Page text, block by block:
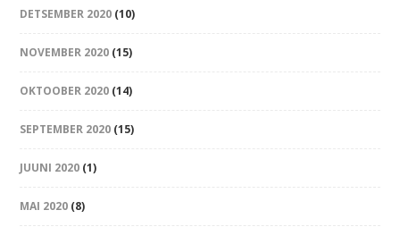
DETSEMBER 2020 (10)
NOVEMBER 2020 (15)
OKTOOBER 2020 (14)
SEPTEMBER 2020 (15)
JUUNI 2020 (1)
MAI 2020 (8)